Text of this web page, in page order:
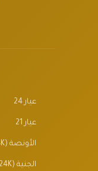
عيار 24
عيار 21
الأونصة (24K)
الجنية (24K)